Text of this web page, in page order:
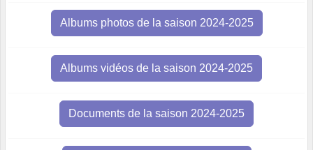
Albums photos de la saison 2024-2025
Albums vidéos de la saison 2024-2025
Documents de la saison 2024-2025